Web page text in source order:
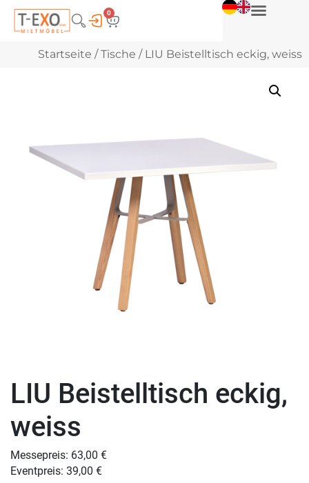
0
Startseite /Tische / LIU Beistelltisch eckig, weiss
LIU Beistelltisch eckig,
weiss
Messepreis: 63,00 €
Eventpreis: 39,00 €